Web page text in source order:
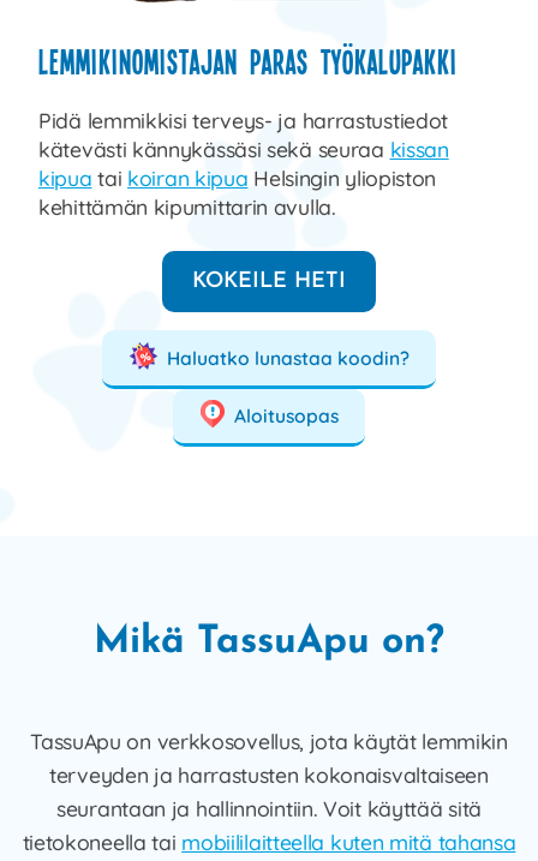
Lemmikinomistajan paras työkalupakki
Pidä lemmikkisi terveys- ja harrastustiedot
kätevästi kännykässäsi sekä seuraa kissan
kipua tai koiran kipua Helsingin yliopiston
kehittämän kipumittarin avulla.
KOKEILE HETI
Haluatko lunastaa koodin?
Aloitusopas
Mikä TassuApu on?
TassuApu on verkkosovellus, jota käytät lemmikin
terveyden ja harrastusten kokonaisvaltaiseen
seurantaan ja hallinnointiin. Voit käyttää sitä
tietokoneella tai mobiililaitteella kuten mitä tahansa